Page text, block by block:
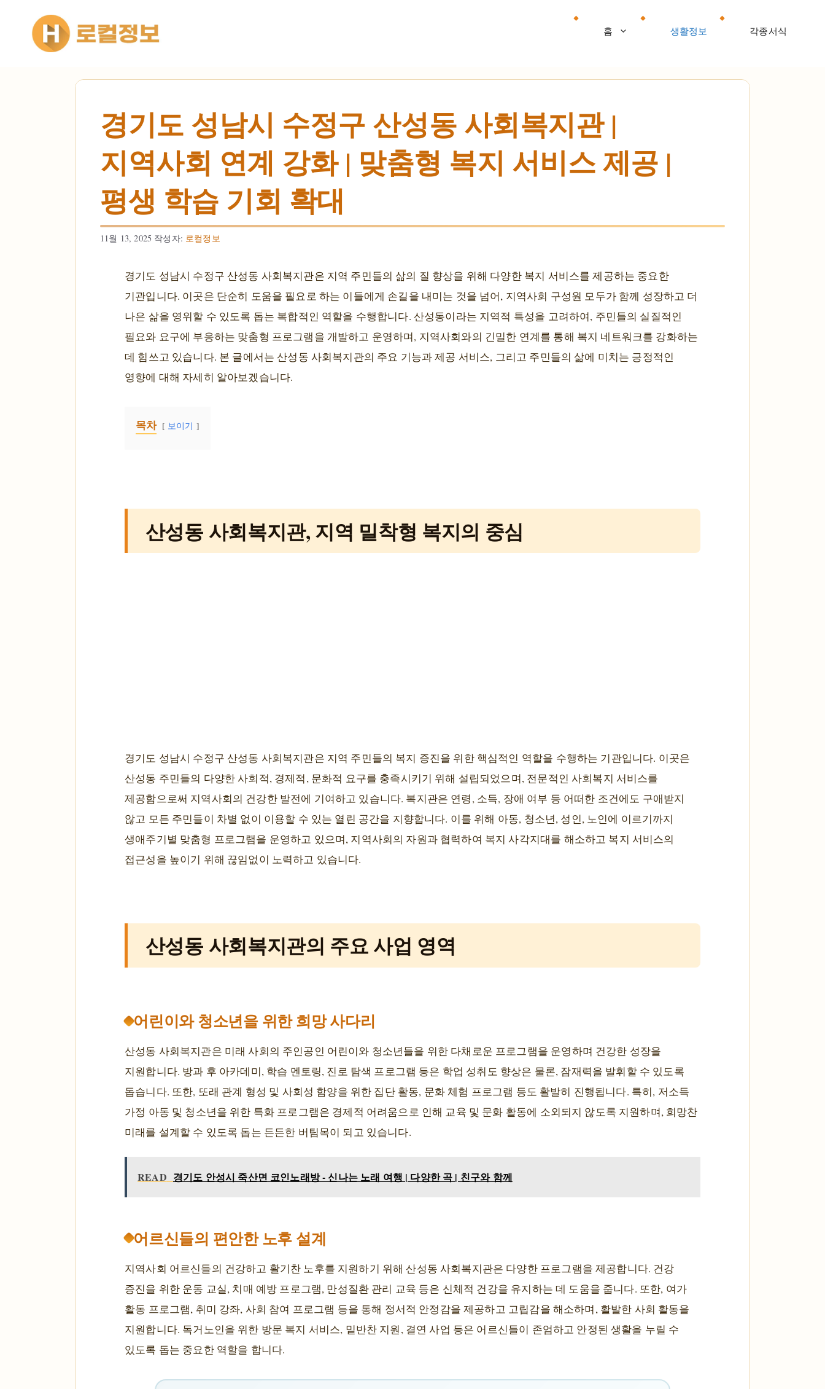
건너뛰기
홈 생활정보 각종서식
경기도 성남시 수정구 산성동 사회복지관 |
지역사회 연계 강화 | 맞춤형 복지 서비스 제공 |
평생 학습 기회 확대
11월 13, 2025 작성자: 로컬정보
경기도 성남시 수정구 산성동 사회복지관은 지역 주민들의 삶의 질 향상을 위해 다양한 복지 서비스를 제공하는 중요한
기관입니다. 이곳은 단순히 도움을 필요로 하는 이들에게 손길을 내미는 것을 넘어, 지역사회 구성원 모두가 함께 성장하고 더
나은 삶을 영위할 수 있도록 돕는 복합적인 역할을 수행합니다. 산성동이라는 지역적 특성을 고려하여, 주민들의 실질적인
필요와 요구에 부응하는 맞춤형 프로그램을 개발하고 운영하며, 지역사회와의 긴밀한 연계를 통해 복지 네트워크를 강화하는
데 힘쓰고 있습니다. 본 글에서는 산성동 사회복지관의 주요 기능과 제공 서비스, 그리고 주민들의 삶에 미치는 긍정적인
영향에 대해 자세히 알아보겠습니다.
목차 보이기
산성동 사회복지관, 지역 밀착형 복지의 중심
경기도 성남시 수정구 산성동 사회복지관은 지역 주민들의 복지 증진을 위한 핵심적인 역할을 수행하는 기관입니다. 이곳은
산성동 주민들의 다양한 사회적, 경제적, 문화적 요구를 충족시키기 위해 설립되었으며, 전문적인 사회복지 서비스를
제공함으로써 지역사회의 건강한 발전에 기여하고 있습니다. 복지관은 연령, 소득, 장애 여부 등 어떠한 조건에도 구애받지
않고 모든 주민들이 차별 없이 이용할 수 있는 열린 공간을 지향합니다. 이를 위해 아동, 청소년, 성인, 노인에 이르기까지
생애주기별 맞춤형 프로그램을 운영하고 있으며, 지역사회의 자원과 협력하여 복지 사각지대를 해소하고 복지 서비스의
접근성을 높이기 위해 끊임없이 노력하고 있습니다.
산성동 사회복지관의 주요 사업 영역
어린이와 청소년을 위한 희망 사다리
산성동 사회복지관은 미래 사회의 주인공인 어린이와 청소년들을 위한 다채로운 프로그램을 운영하며 건강한 성장을
지원합니다. 방과 후 아카데미, 학습 멘토링, 진로 탐색 프로그램 등은 학업 성취도 향상은 물론, 잠재력을 발휘할 수 있도록
돕습니다. 또한, 또래 관계 형성 및 사회성 함양을 위한 집단 활동, 문화 체험 프로그램 등도 활발히 진행됩니다. 특히, 저소득
가정 아동 및 청소년을 위한 특화 프로그램은 경제적 어려움으로 인해 교육 및 문화 활동에 소외되지 않도록 지원하며, 희망찬
미래를 설계할 수 있도록 돕는 든든한 버팀목이 되고 있습니다.
READ 경기도 안성시 죽산면 코인노래방 - 신나는 노래 여행 | 다양한 곡 | 친구와 함께
어르신들의 편안한 노후 설계
지역사회 어르신들의 건강하고 활기찬 노후를 지원하기 위해 산성동 사회복지관은 다양한 프로그램을 제공합니다. 건강
증진을 위한 운동 교실, 치매 예방 프로그램, 만성질환 관리 교육 등은 신체적 건강을 유지하는 데 도움을 줍니다. 또한, 여가
활동 프로그램, 취미 강좌, 사회 참여 프로그램 등을 통해 정서적 안정감을 제공하고 고립감을 해소하며, 활발한 사회 활동을
지원합니다. 독거노인을 위한 방문 복지 서비스, 밑반찬 지원, 결연 사업 등은 어르신들이 존엄하고 안정된 생활을 누릴 수
있도록 돕는 중요한 역할을 합니다.